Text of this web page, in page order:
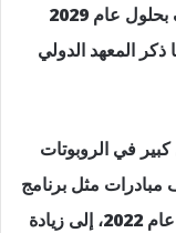
المتحدة سيتضاعف حجمه بأكثر من الضعف بحلول عام 2029
ما ذكر المعهد الدولي
في الروبوتات
مبادرات مثل برنامج
دبي للروبوتات والأتمتة، الذي أُعلن عنه في عام 2022، إلى زيادة